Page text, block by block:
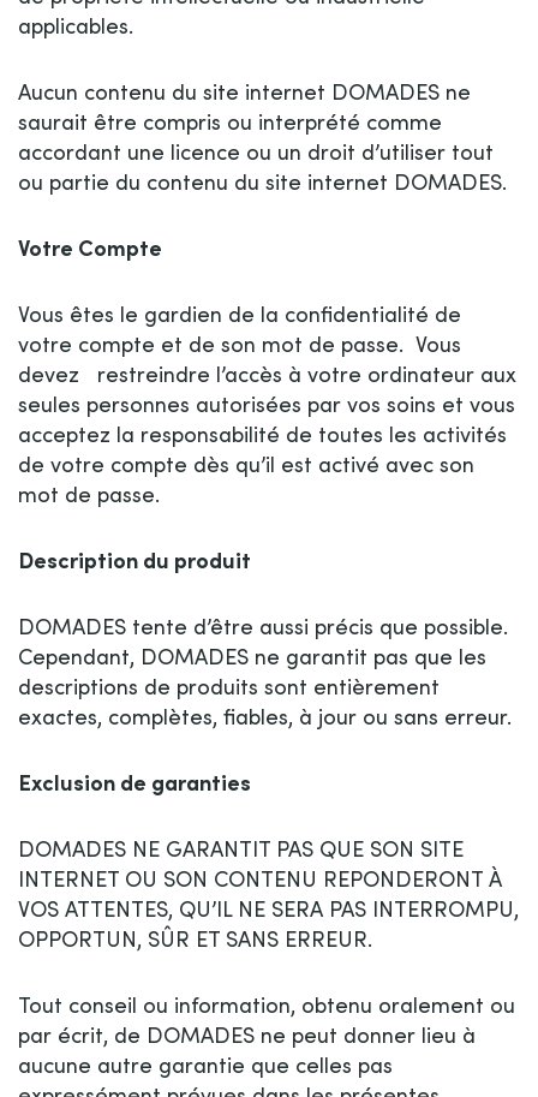
applicables.
Aucun contenu du site internet DOMADES ne
saurait être compris ou interprété comme
accordant une licence ou un droit d’utiliser tout
ou partie du contenu du site internet DOMADES.
Votre Compte
Vous êtes le gardien de la confidentialité de
votre compte et de son mot de passe. Vous
devez restreindre l’accès à votre ordinateur aux
seules personnes autorisées par vos soins et vous
acceptez la responsabilité de toutes les activités
de votre compte dès qu’il est activé avec son
mot de passe.
Description du produit
DOMADES tente d’être aussi précis que possible.
Cependant, DOMADES ne garantit pas que les
descriptions de produits sont entièrement
exactes, complètes, fiables, à jour ou sans erreur.
Exclusion de garanties
DOMADES NE GARANTIT PAS QUE SON SITE
INTERNET OU SON CONTENU REPONDERONT À
VOS ATTENTES, QU’IL NE SERA PAS INTERROMPU,
OPPORTUN, SÛR ET SANS ERREUR.
Tout conseil ou information, obtenu oralement ou
par écrit, de DOMADES ne peut donner lieu à
aucune autre garantie que celles pas